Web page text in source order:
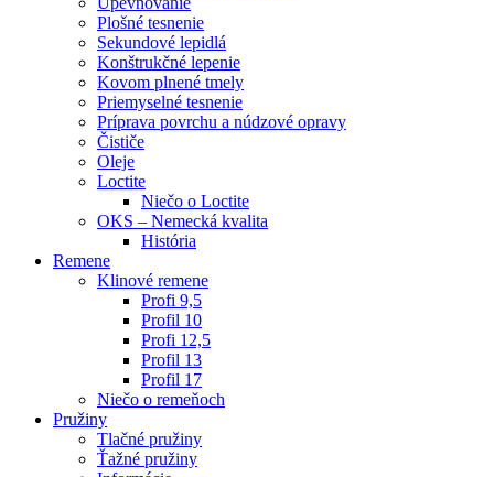
Plošné tesnenie
Sekundové lepidlá
Konštrukčné lepenie
Kovom plnené tmely
Priemyselné tesnenie
Príprava povrchu a núdzové opravy
Čističe
Oleje
Loctite
Niečo o Loctite
OKS – Nemecká kvalita
História
Remene
Klinové remene
Profi 9,5
Profil 10
Profi 12,5
Profil 13
Profil 17
Niečo o remeňoch
Pružiny
Tlačné pružiny
Ťažné pružiny